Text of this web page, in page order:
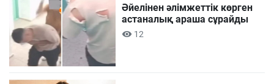
Әйелінен әлімжеттік көрген
астаналық араша сұрайды
12